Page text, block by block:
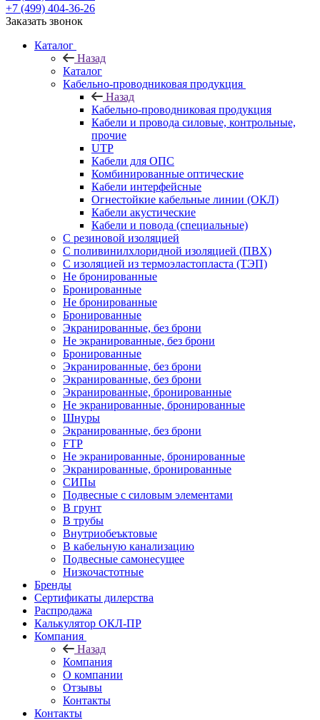
+7 (499) 404-36-26
Заказать звонок
Каталог
Назад
Каталог
Кабельно-проводниковая продукция
Назад
Кабельно-проводниковая продукция
Кабели и провода силовые, контрольные,
прочие
UTP
Кабели для ОПС
Комбинированные оптические
Кабели интерфейсные
Огнестойкие кабельные линии (ОКЛ)
Кабели акустические
Кабели и повода (специальные)
С резиновой изоляцией
С поливинилхлоридной изоляцией (ПВХ)
С изоляцией из термоэластопласта (ТЭП)
Не бронированные
Бронированные
Не бронированные
Бронированные
Экранированные, без брони
Не экранированные, без брони
Бронированные
Экранированные, без брони
Экранированные, без брони
Экранированные, бронированные
Не экранированные, бронированные
Шнуры
Экранированные, без брони
FTP
Не экранированные, бронированные
Экранированные, бронированные
СИПы
Подвесные с силовым элементами
В грунт
В трубы
Внутриобеъктовые
В кабельную канализацию
Подвесные самонесущее
Низкочастотные
Бренды
Сертификаты дилерства
Распродажа
Калькулятор ОКЛ-ПР
Компания
Назад
Компания
О компании
Отзывы
Контакты
Контакты